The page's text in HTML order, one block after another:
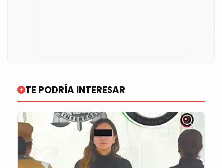
TE PODRÍA INTERESAR